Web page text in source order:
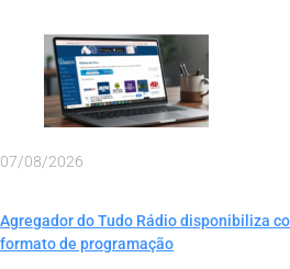
07/08/2026
Agregador do Tudo Rádio disponibiliza
formato de programação